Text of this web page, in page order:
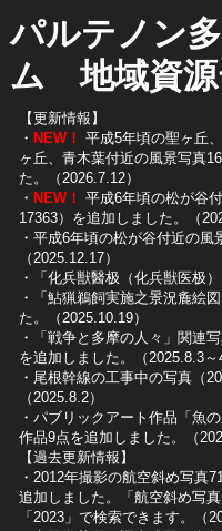
パルテノン
ム 地域資源
【更新情報】
・ NEW！ 平成5年頃の聖ヶ丘
ヶ丘、青木葉付近の風景写真
た。（2026.7.12）
・ NEW！ 平成6年頃の松が谷
17363）を追加しました。（
・平成6年頃の松が谷付近の風
（2025.12.17）
・「化兵獣醫极（化兵獣医极
・「鮎猟鵜飼実施之景況麁絵
た。（2025.10.19）
・「戦争と多摩の人々」関連
を追加しました。（2025.8.3～4
・尾根幹線の工事中の写真（
（2025.8.2）
・パブリックアート作品「魚
作品9点を追加しました。（
【過去更新情報】
・2012年撮影の航空斜め写真
追加しました。「航空斜め写
「2023」で検索できます。（